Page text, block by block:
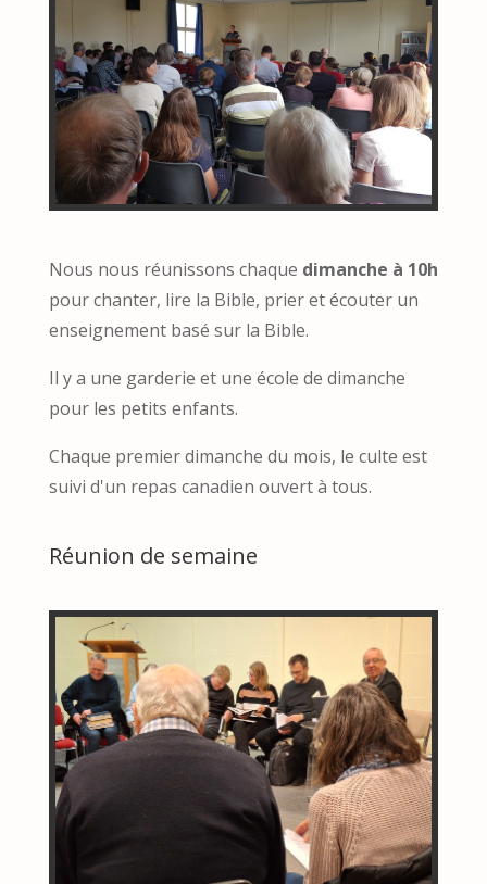
Nous nous réunissons chaque dimanche à 10h
pour chanter, lire la Bible, prier et écouter un
enseignement basé sur la Bible.
Il y a une garderie et une école de dimanche
pour les petits enfants.
Chaque premier dimanche du mois, le culte est
suivi d'un repas canadien ouvert à tous.
Réunion de semaine